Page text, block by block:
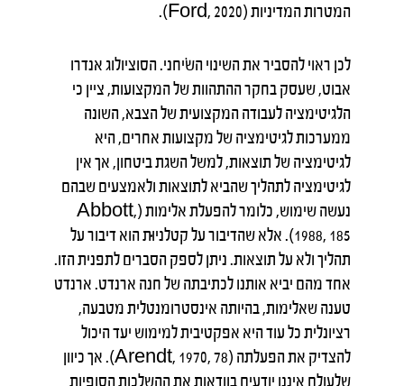
המטרות המדיניות (Ford, 2020).
לכן ראוי להסביר את השינוי השׂיחני. הסוציולוג אנדרו
אבוט, שעסק בחקר ההתהוות של המקצועות, ציין כי
הלגיטימציה לעבודה המקצועית של הצבא, השונה
ממערכות לגיטימציה של מקצועות אחרים, היא
לגיטימציה של תוצאות, למשל השגת ביטחון, אך אין
לגיטימציה לתהליך שהביא לתוצאות ולאמצעים שבהם
נעשה שימוש, כלומר להפעלת אלימות (Abbott,
1988, 185). אלא שהדיבור על קטלניוּּת הוא דיבור על
תהליך ולא על תוצאות. ניתן לספק הסברים לתפנית הזו.
אחד מהם יביא אותנו לכתיבתה של חנה ארנדט. ארנדט
טענה שאלימות, בהיותה אינסטרומנטלית מטבעה,
רציונלית כל עוד היא אפקטיבית למימוש יעד היכול
להצדיק את הפעלתה (Arendt, 1970, 78). אך כיוון
שלעולם איננו יודעים בוודאות את ההשלכות הסופיות